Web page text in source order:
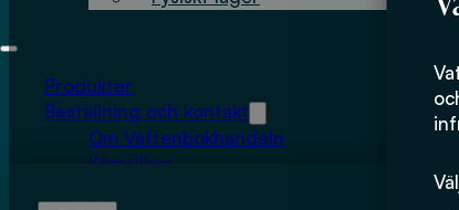
Produkter
Beställning och kontakt
Om Vattenbokhandeln
Köpvillkor
Sofie Storbjörk